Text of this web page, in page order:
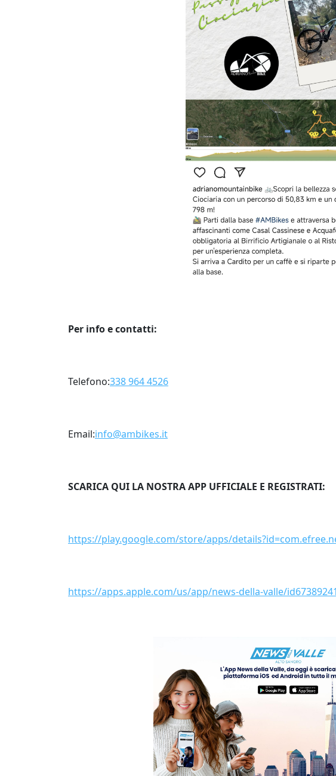
Per info e contatti:
Telefono:338 964 4526
Email:info@ambikes.it
SCARICA QUI LA NOSTRA APP UFFICIALE E REGISTRATI:
https://play.google.com/store/apps/
https://apps.apple.com/us/app/news-della-valle/